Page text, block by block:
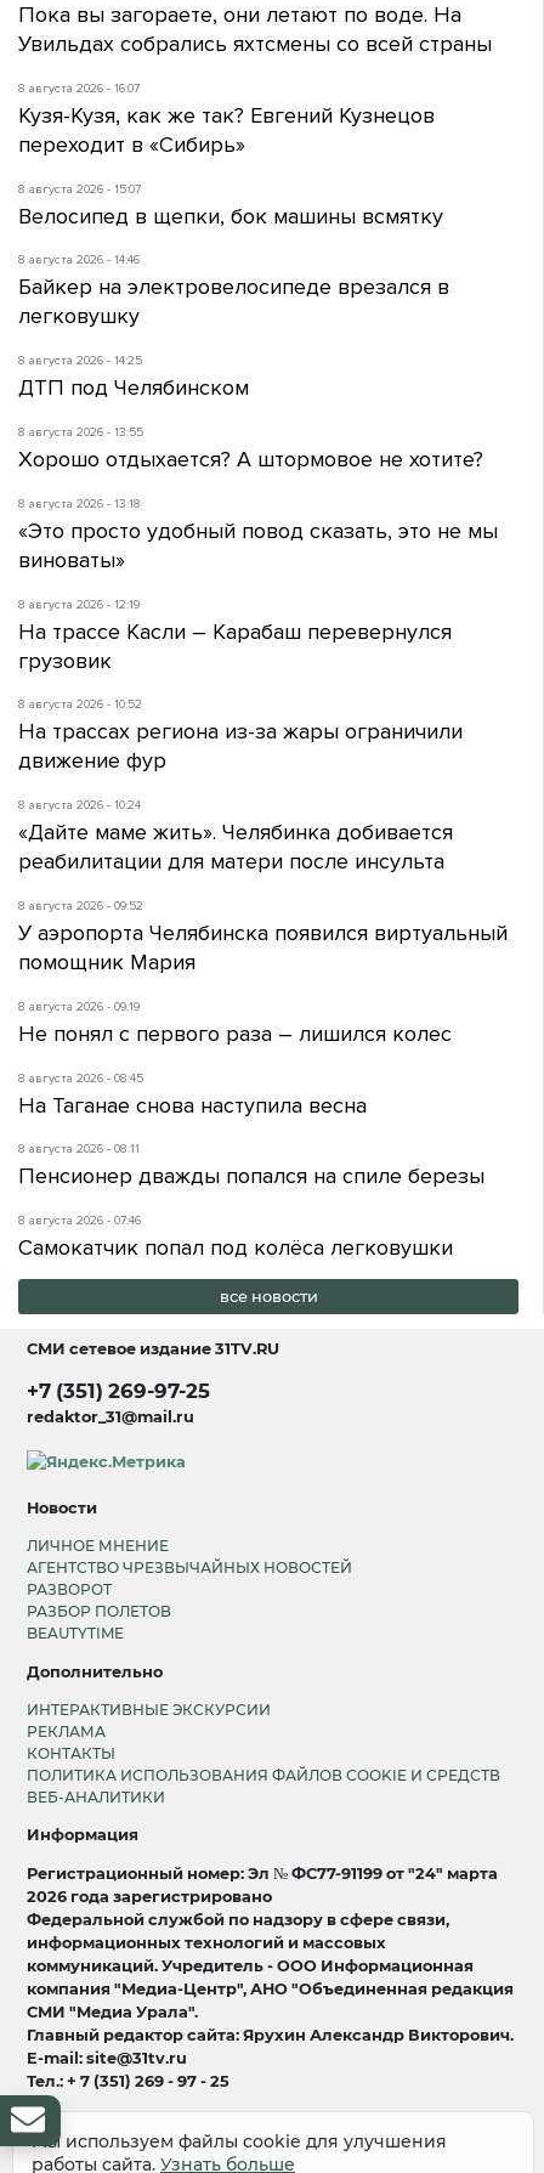
Пока вы загораете, они летают по воде. На
Увильдах собрались яхтсмены со всей страны
8 августа 2026 - 16:07
Кузя-Кузя, как же так? Евгений Кузнецов
переходит в «Сибирь»
8 августа 2026 - 15:07
Велосипед в щепки, бок машины всмятку
8 августа 2026 - 14:46
Байкер на электровелосипеде врезался в
легковушку
8 августа 2026 - 14:25
ДТП под Челябинском
8 августа 2026 - 13:55
Хорошо отдыхается? А штормовое не хотите?
8 августа 2026 - 13:18
«Это просто удобный повод сказать, это не мы
виноваты»
8 августа 2026 - 12:19
На трассе Касли – Карабаш перевернулся
грузовик
8 августа 2026 - 10:52
На трассах региона из-за жары ограничили
движение фур
8 августа 2026 - 10:24
«Дайте маме жить». Челябинка добивается
реабилитации для матери после инсульта
8 августа 2026 - 09:52
У аэропорта Челябинска появился виртуальный
помощник Мария
8 августа 2026 - 09:19
Не понял с первого раза – лишился колес
8 августа 2026 - 08:45
На Таганае снова наступила весна
8 августа 2026 - 08:11
Пенсионер дважды попался на спиле березы
8 августа 2026 - 07:46
Самокатчик попал под колёса легковушки
все новости
СМИ сетевое издание31TV.RU
+7 (351) 269-97-25
redaktor_31@mail.ru
Новости
ЛИЧНОЕ МНЕНИЕ
АГЕНТСТВО ЧРЕЗВЫЧАЙНЫХ НОВОСТЕЙ
РАЗВОРОТ
РАЗБОР ПОЛЕТОВ
BEAUTYTIME
Дополнительно
ИНТЕРАКТИВНЫЕ ЭКСКУРСИИ
РЕКЛАМА
КОНТАКТЫ
ПОЛИТИКА ИСПОЛЬЗОВАНИЯ ФАЙЛОВ COOKIE И СРЕДСТВ
ВЕБ-АНАЛИТИКИ
Информация
Регистрационный номер: Эл № ФС77-91199 от "24" марта
2026 года зарегистрировано
Федеральной службой по надзору в сфере связи,
информационных технологий и массовых
коммуникаций. Учредитель - ООО Информационная
компания "Медиа-Центр", АНО "Объединенная редакция
СМИ "Медиа Урала".
Главный редактор сайта: Ярухин Александр Викторович.
E-mail: site@31tv.ru
Тел.: + 7 (351) 269 - 97 - 25
18+
© 2008-2026 Все права защищены
Мы используем файлы cookie для улучшения
работы сайта. Узнать больше